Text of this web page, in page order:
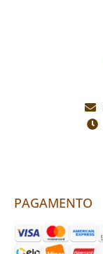
PAGAMENTO